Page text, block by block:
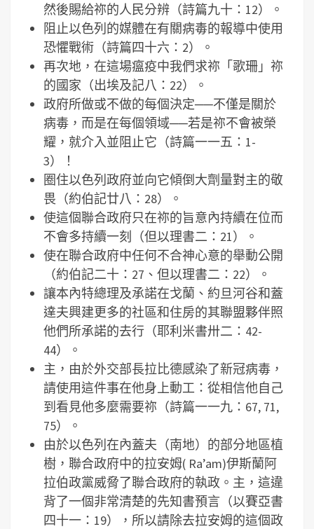
然後賜給祢的人民分辨（詩篇九十：12）。
阻止以色列的媒體在有關病毒的報導中使用
恐懼戰術（詩篇四十六：2）。
再次地，在這場瘟疫中我們求祢「歌珊」祢
的國家（出埃及記八：22）。
政府所做或不做的每個決定──不僅是關於
病毒，而是在每個領域──若是祢不會被榮
耀，就介入並阻止它（詩篇一一五：1-
3）！
圈住以色列政府並向它傾倒大劑量對主的敬
畏（約伯記廿八：28）。
使這個聯合政府只在祢的旨意內持續在位而
不會多持續一刻（但以理書二：21）。
使在聯合政府中任何不合神心意的舉動公開
（約伯記二十：27、但以理書二：22）。
讓本內特總理及承諾在戈蘭、約旦河谷和蓋
達夫興建更多的社區和住房的其聯盟夥伴照
他們所承諾的去行（耶利米書卅二：42-
44）。
主，由於外交部長拉比德感染了新冠病毒，
請使用這件事在他身上動工：從相信他自己
到看見他多麼需要祢（詩篇一一九：67, 71,
75）。
由於以色列在內蓋夫（南地）的部分地區植
樹，聯合政府中的拉安姆( Ra’am)伊斯蘭阿
拉伯政黨威脅了聯合政府的執政。主，這違
背了一個非常清楚的先知書預言（以賽亞書
四十一：19），所以請除去拉安姆的這個政